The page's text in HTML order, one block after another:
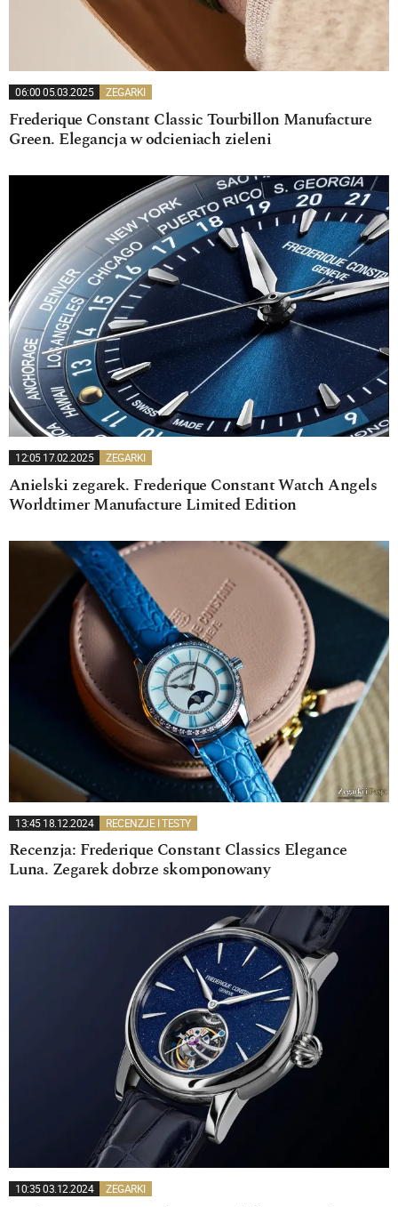
06:00 05.03.2025 ZEGARKI
Frederique Constant Classic Tourbillon Manufacture
Green. Elegancja w odcieniach zieleni
12:05 17.02.2025 ZEGARKI
Anielski zegarek. Frederique Constant Watch Angels
Worldtimer Manufacture Limited Edition
13:45 18.12.2024 RECENZJE I TESTY
Recenzja: Frederique Constant Classics Elegance
Luna. Zegarek dobrze skomponowany
10:35 03.12.2024 ZEGARKI